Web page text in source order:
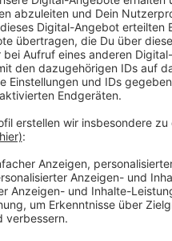
Der Bericht zeigt:
betroffen sind
mit niedrigen oder nicht
„Das höchste
Familien.
ausländischen
Anzeige